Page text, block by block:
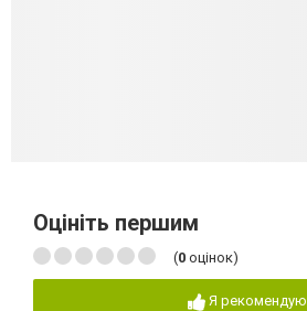
Оцініть першим
(0 оцінок)
Я рекомендую